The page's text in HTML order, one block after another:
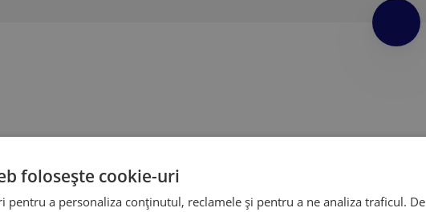
folosește cookie-uri
pentru a personaliza conținutul, reclamele și pentru a ne analiza traficul. De